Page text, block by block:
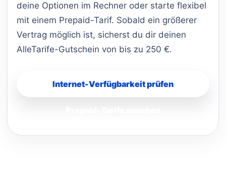
deine Optionen im Rechner oder starte flexibel
mit einem Prepaid-Tarif. Sobald ein größerer
Vertrag möglich ist, sicherst du dir deinen
AlleTarife-Gutschein von bis zu 250 €.
Internet-Verfügbarkeit prüfen